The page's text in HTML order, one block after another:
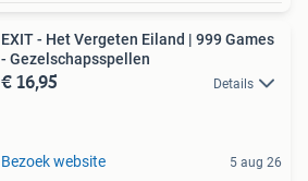
EXIT - Het Vergeten Eiland | 999 Games
- Gezelschapsspellen
€ 16,95 Details
Bezoek website 5 aug 26